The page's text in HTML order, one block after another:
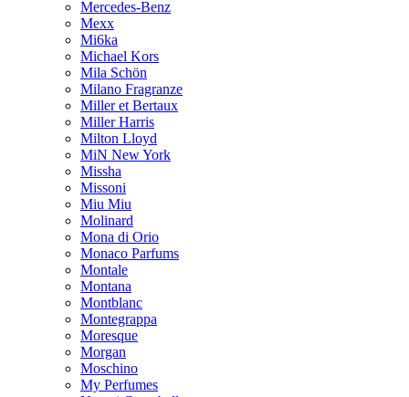
Mercedes-Benz
Mexx
Mi6ka
Michael Kors
Mila Schön
Milano Fragranze
Miller et Bertaux
Miller Harris
Milton Lloyd
MiN New York
Missha
Missoni
Miu Miu
Molinard
Mona di Orio
Monaco Parfums
Montale
Montana
Montblanc
Montegrappa
Moresque
Morgan
Moschino
My Perfumes